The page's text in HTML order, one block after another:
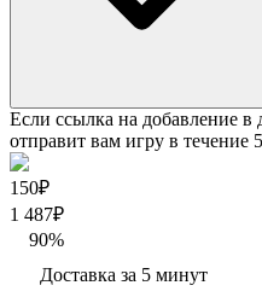
Если ссылка на добавление в
отправит вам игру в течение
150₽
1 487₽
90%
Доставка за 5 минут